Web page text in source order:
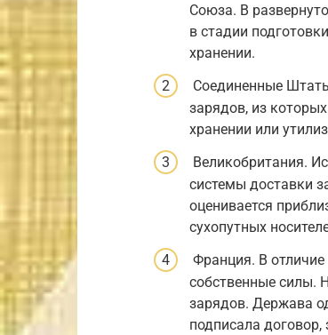
Союза. В
в стадии
хранении.
Соединенные
зарядов, из
хранении или
Великобритания.
системы доставки
оценивается
сухопутных
Франция. В
собственные силы.
зарядов. Держава
подписала